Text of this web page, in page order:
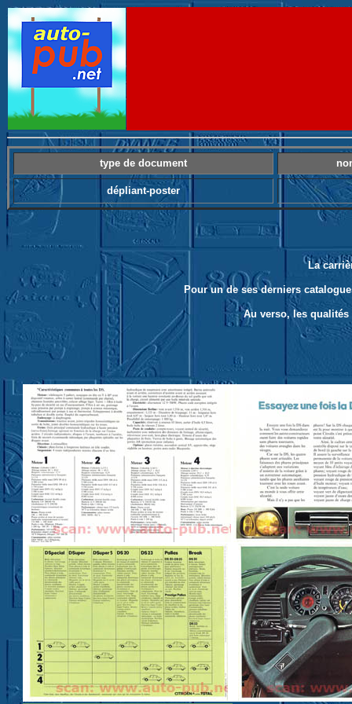
type de document
dépliant-poster
La
Pour un de ses derniers
Au verso, les qualités